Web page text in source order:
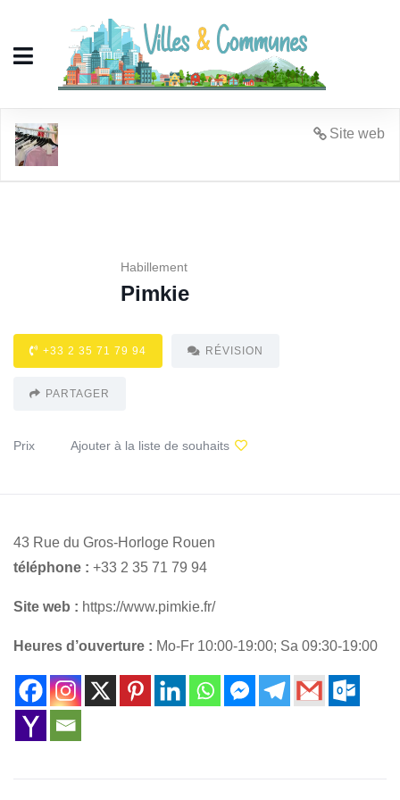
Site web
Habillement
Pimkie
+33 2 35 71 79 94 RÉVISION
PARTAGER
Prix Ajouter à la liste de souhaits
43 Rue du Gros-Horloge Rouen
téléphone : +33 2 35 71 79 94
Site web : https://www.pimkie.fr/
Heures d’ouverture : Mo-Fr 10:00-19:00; Sa 09:30-19:00